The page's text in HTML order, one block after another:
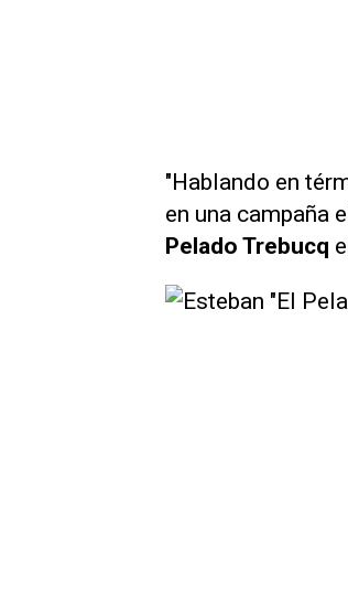
"Hablando en
en una campaña
Pelado Trebucq